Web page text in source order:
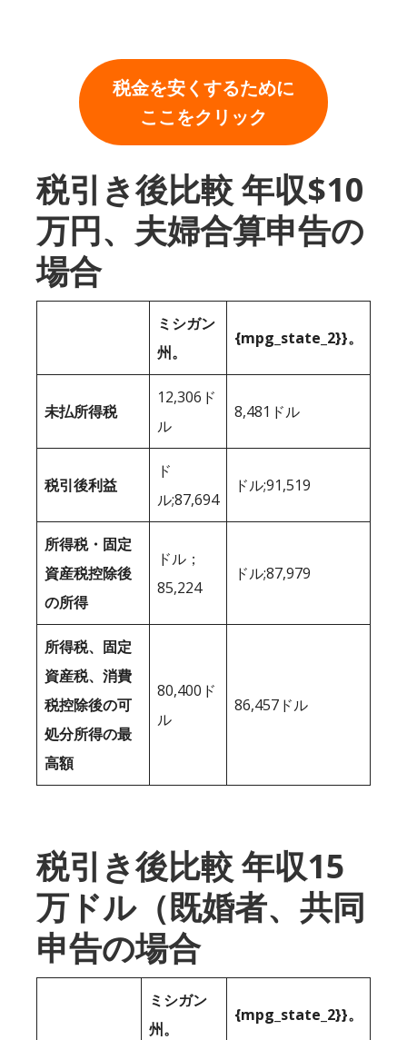
税金を安くするために
ここをクリック
税引き後比較 年収$10
万円、夫婦合算申告の
場合
ミシガン
州。
{mpg_state_2}}。
未払所得税
12,306ド
ル
8,481ドル
税引後利益
ド
ル;87,694
ドル;91,519
所得税・固定
資産税控除後
の所得
ドル；
85,224
ドル;87,979
所得税、固定
資産税、消費
税控除後の可
処分所得の最
高額
80,400ド
ル
86,457ドル
税引き後比較 年収15
万ドル（既婚者、共同
申告の場合
ミシガン
州。
{mpg_state_2}}。